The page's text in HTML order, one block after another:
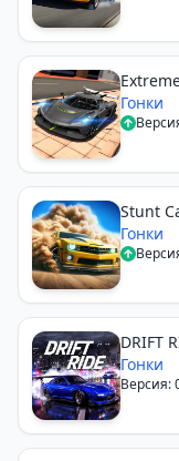
Гонки
Stunt
Гонки
DRIFT
Гонки
Версия: